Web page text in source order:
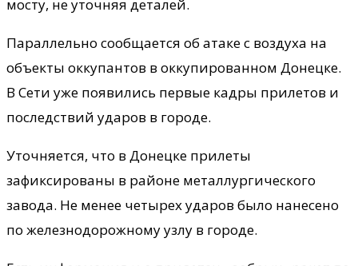
мосту, не уточняя деталей.
Параллельно сообщается об атаке с воздуха на
объекты оккупантов в оккупированном Донецке.
В Сети уже появились первые кадры прилетов и
последствий ударов в городе.
Уточняется, что в Донецке прилеты
зафиксированы в районе металлургического
завода. Не менее четырех ударов было нанесено
по железнодорожному узлу в городе.